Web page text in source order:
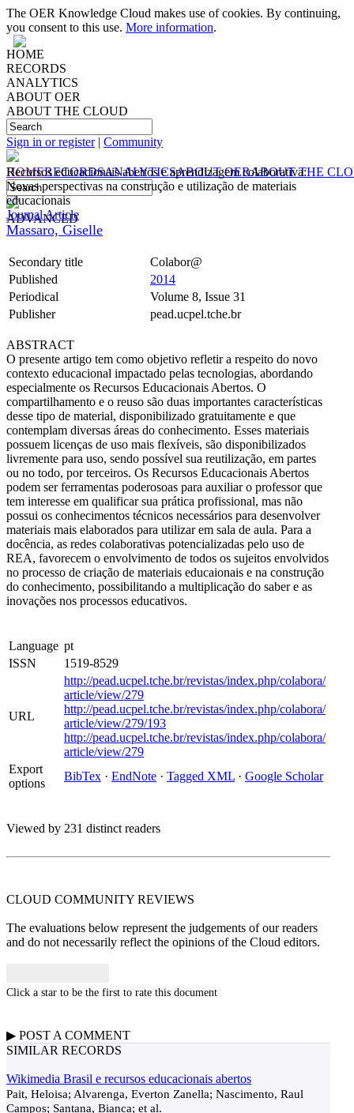
The OER Knowledge Cloud makes use of cookies. By continuing,
you consent to this use. More information.
HOME
RECORDS
ANALYTICS
ABOUT OER
ABOUT THE CLOUD
Sign in or register| Community
HOMERECORDSANALYTICSABOUT OERABOUT THE
ADVANCED
Recursos educacionais abertos e aprendizagem colaborativa:
Novas perspectivas na construção e utilização de materiais
educacionais
Journal Article
Massaro, Giselle
Secondary title
Colabor@
Published
2014
Periodical
Volume 8, Issue 31
Publisher
pead.ucpel.tche.br
ABSTRACT
O presente artigo tem como objetivo refletir a respeito do novo
contexto educacional impactado pelas tecnologias, abordando
especialmente os Recursos Educacionais Abertos. O
compartilhamento e o reuso são duas importantes características
desse tipo de material, disponibilizado gratuitamente e que
contemplam diversas áreas do conhecimento. Esses materiais
possuem licenças de uso mais flexíveis, são disponibilizados
livremente para uso, sendo possível sua reutilização, em partes
ou no todo, por terceiros. Os Recursos Educacionais Abertos
podem ser ferramentas poderosoas para auxiliar o professor que
tem interesse em qualificar sua prática profissional, mas não
possui os conhecimentos técnicos necessários para desenvolver
materiais mais elaborados para utilizar em sala de aula. Para a
docência, as redes colaborativas potencializadas pelo uso de
REA, favorecem o envolvimento de todos os sujeitos envolvidos
no processo de criação de materiais educaionais e na construção
do conhecimento, possibilitando a multiplicação do saber e as
inovações nos processos educativos.
Language pt
ISSN
1519-8529
URL
http://pead.ucpel.tche.br/revistas/index.php/colabora/
article/view/279
http://pead.ucpel.tche.br/revistas/index.php/colabora/
article/view/279/193
http://pead.ucpel.tche.br/revistas/index.php/colabora/
article/view/279
Export
options
BibTex · EndNote · Tagged XML · Google Scholar
Viewed by 231 distinct readers
CLOUD COMMUNITY REVIEWS
The evaluations below represent the judgements of our readers
and do not necessarily reflect the opinions of the Cloud editors.
Click a star to be the first to rate this document
▶ POST A COMMENT
SIMILAR RECORDS
Wikimedia Brasil e recursos educacionais abertos
Pait, Heloisa; Alvarenga, Everton Zanella; Nascimento, Raul
Campos; Santana, Bianca; et al.